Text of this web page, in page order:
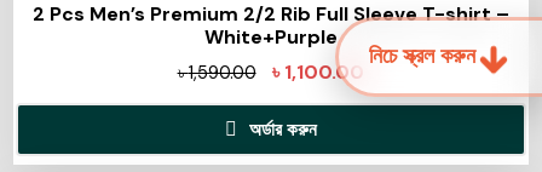
2 Pcs Men’s Premium 2/2 Rib Full Sleeve T-shirt –
White+Purple
৳1,590.00 ৳1,100.00
অর্ডার করুন
নিচে স্ক্রল করুন